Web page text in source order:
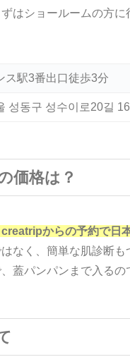
はショールームの方
ス駅3番出口徒歩3分
성동구 성수이로20길
価格は？
からの予約で日
なく、簡単な肌診断も
蓋パンパンまで入る